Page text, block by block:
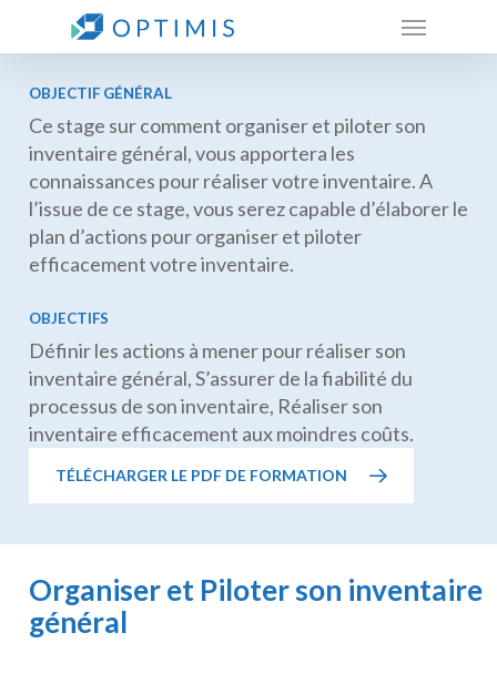
content
Menu
OBJECTIF GÉNÉRAL
Ce stage sur comment organiser et piloter son
inventaire général, vous apportera les
connaissances pour réaliser votre inventaire. A
l’issue de ce stage, vous serez capable d’élaborer le
plan d’actions pour organiser et piloter
efficacement votre inventaire.
OBJECTIFS
Définir les actions à mener pour réaliser son
inventaire général, S’assurer de la fiabilité du
processus de son inventaire, Réaliser son
inventaire efficacement aux moindres coûts.
TÉLÉCHARGER LE PDF DE FORMATION
Organiser et Piloter son inventaire
général